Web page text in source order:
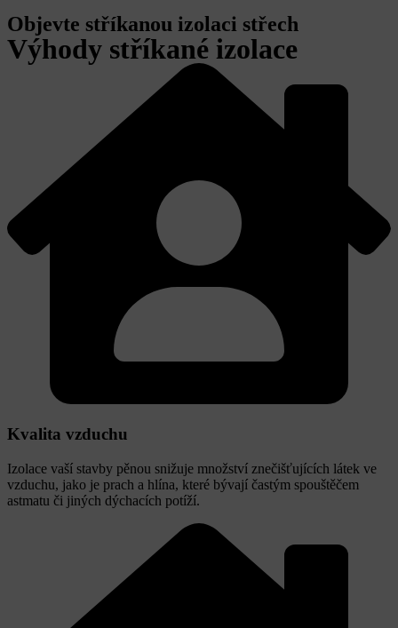
Objevte stříkanou izolaci střech
Výhody stříkané izolace
Kvalita vzduchu
Izolace vaší stavby pěnou snižuje množství znečišťujících látek ve
vzduchu, jako je prach a hlína, které bývají častým spouštěčem
astmatu či jiných dýchacích potíží.